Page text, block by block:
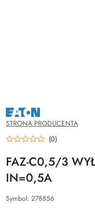
NAZWA
PRODUCENTA:
EATON
STRONA PRODUCENTA
(0)
FAZ-C0,5/3
IN=0,5A
Symbol: 278856